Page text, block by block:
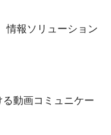
報ソリューション
動画コミュニケー